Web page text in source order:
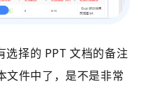
选择的 PPT 文档的备注
文件中了，是不是非常